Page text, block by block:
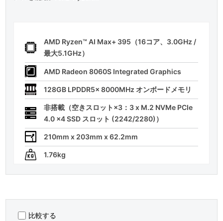
AMD Ryzen™ AI Max+ 395（16コア、3.0GHz /
最大5.1GHz）
AMD Radeon 8060S Integrated Graphics
128GB LPDDR5x 8000MHz オンボードメモリ
非搭載（空きスロット×3：3 x M.2 NVMe PCIe
4.0 x4 SSD スロット (2242/2280)）
210mm x 203mm x 62.2mm
1.76kg
比較する